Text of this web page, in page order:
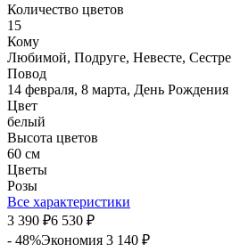
Количество цветов
15
Кому
Любимой, Подруге, Невесте, Сестре
Повод
14 февраля, 8 марта, День Рождения
Цвет
белый
Высота цветов
60 см
Цветы
Розы
Все характеристики
3 390 ₽6 530 ₽
- 48%Экономия 3 140 ₽